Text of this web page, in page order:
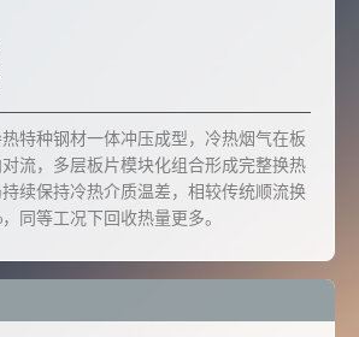
特种钢材一体冲压成型，冷热烟气在板
流，多层板片模块化组合形成完整换热
续保持冷热介质温差，相较传统顺流换
同等工况下回收热量更多。